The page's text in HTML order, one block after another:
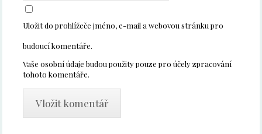
Uložit do prohlížeče jméno, e-mail a webovou stránku pro
budoucí komentáře.
Vaše osobní údaje budou použity pouze pro účely zpracování
tohoto komentáře.